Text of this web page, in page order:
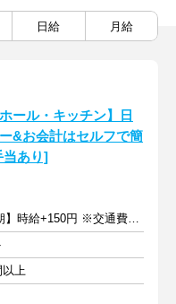
日給 月給
ール・キッチン】日
&お会計はセルフで簡
あり]
時給1050円～【早朝】時給+150円 ※交通費支給
以上